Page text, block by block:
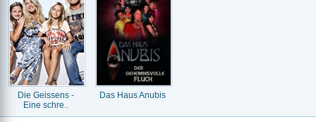
Die Geissens -
Eine schre..
Das Haus Anubis